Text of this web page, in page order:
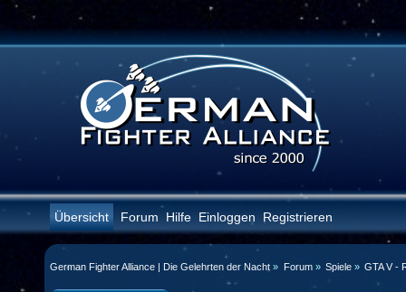
Übersicht Forum Hilfe Einloggen Registrieren
German Fighter Alliance | Die Gelehrten der Nacht » Forum» Spiele» GTA V -